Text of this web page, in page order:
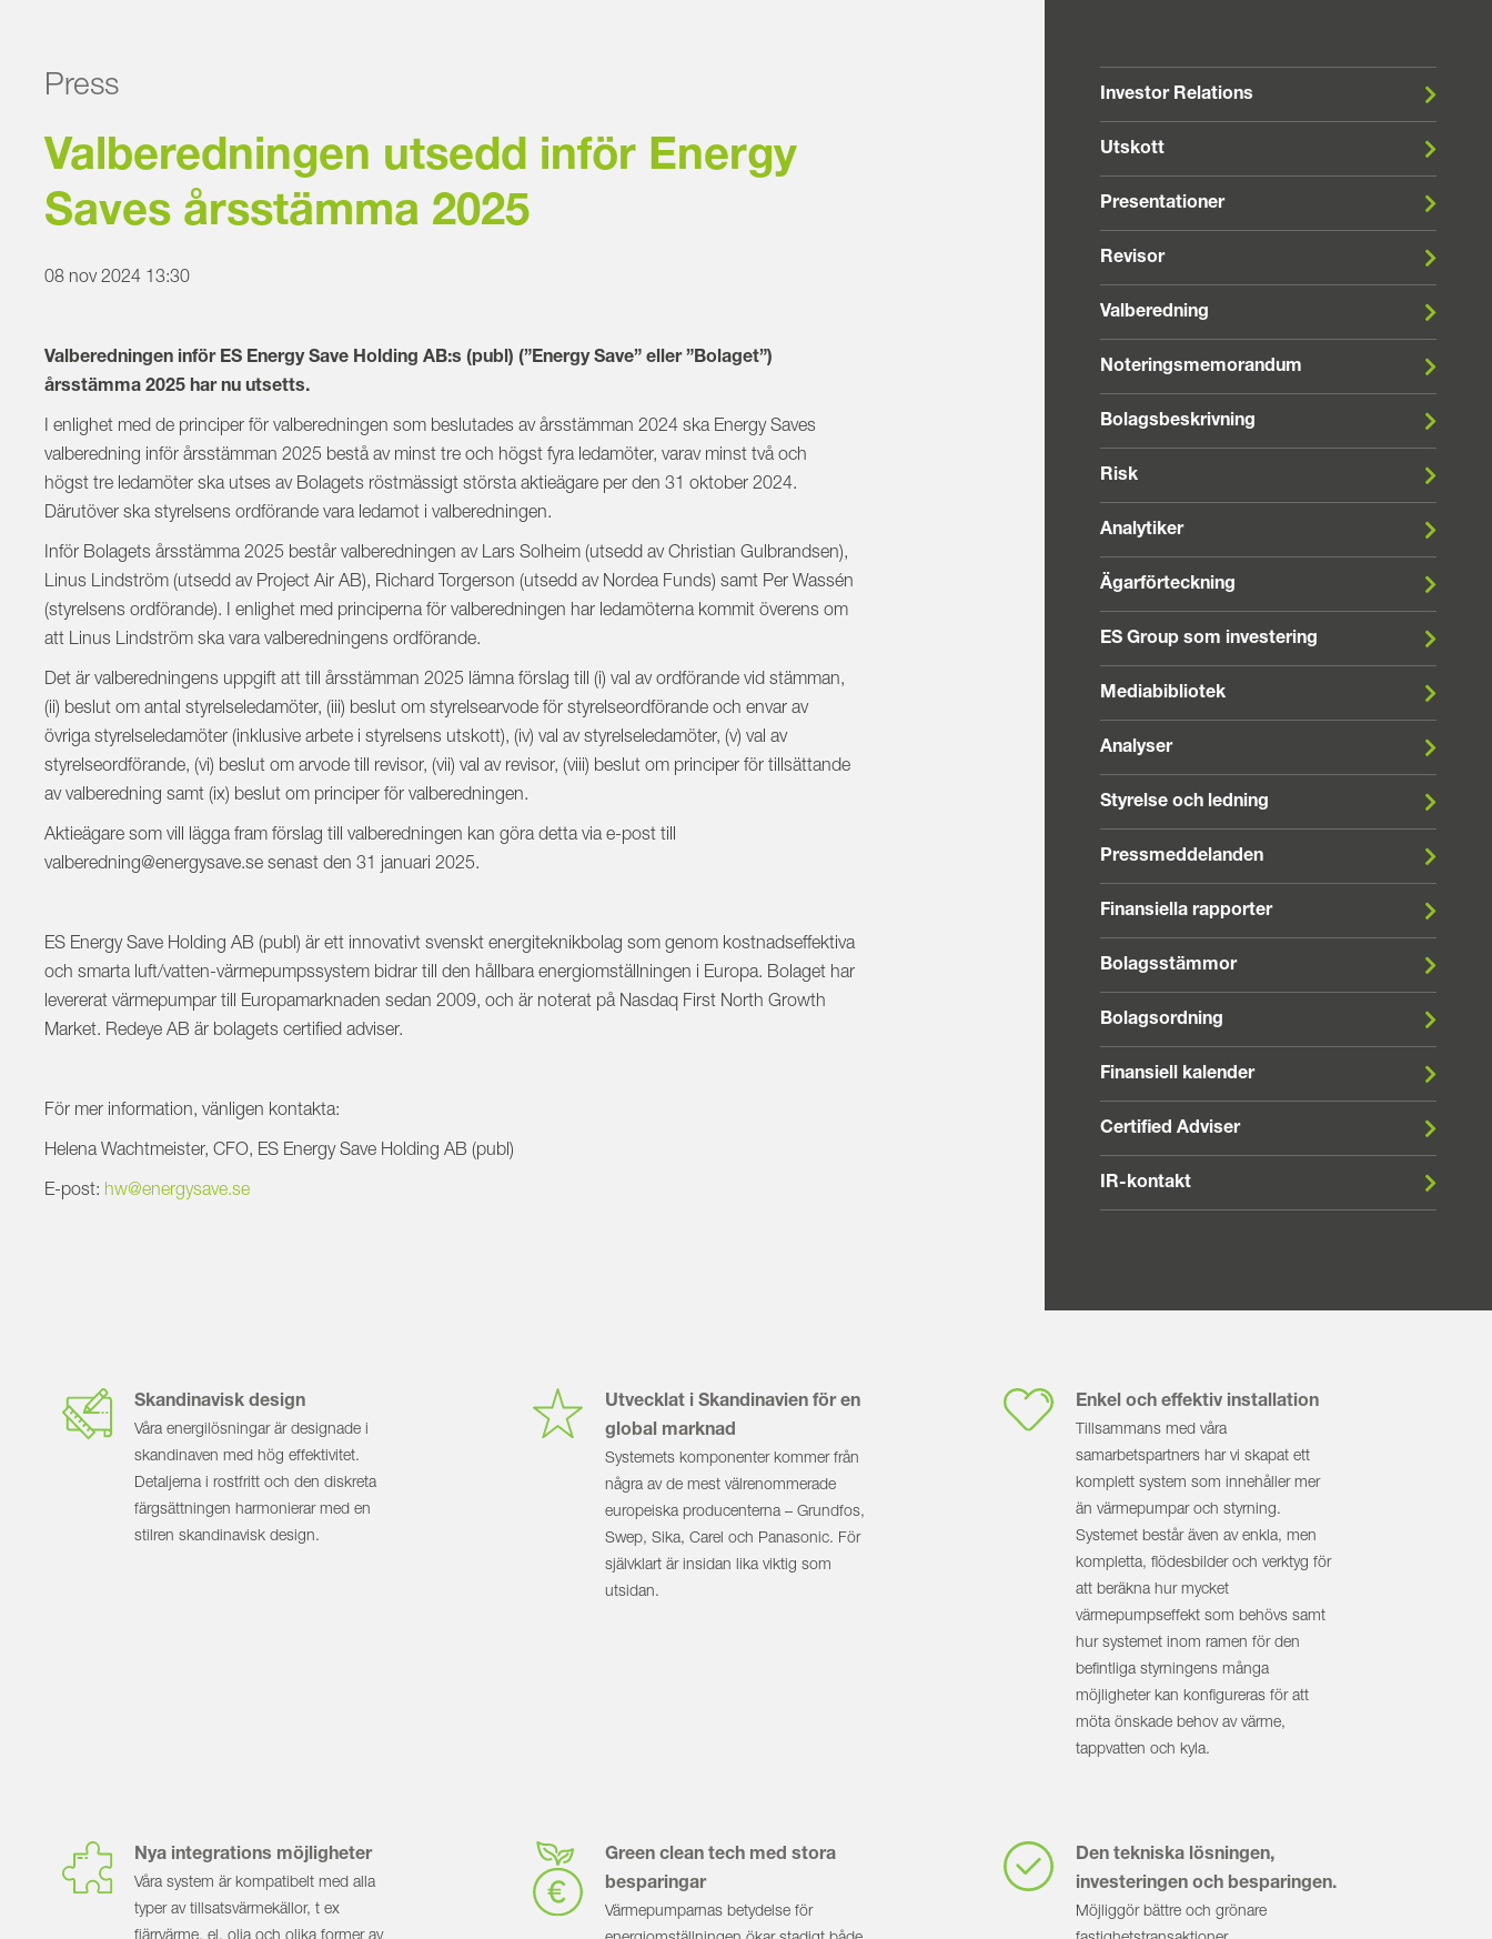
Press
Valberedningen utsedd inför Energy
Saves årsstämma 2025
08 nov 2024 13:30
Valberedningen inför ES Energy Save Holding AB:s (publ) (”Energy Save” eller ”Bolaget”)
årsstämma 2025 har nu utsetts.
I enlighet med de principer för valberedningen som beslutades av årsstämman 2024 ska Energy Saves
valberedning inför årsstämman 2025 bestå av minst tre och högst fyra ledamöter, varav minst två och
högst tre ledamöter ska utses av Bolagets röstmässigt största aktieägare per den 31 oktober 2024.
Därutöver ska styrelsens ordförande vara ledamot i valberedningen.
Inför Bolagets årsstämma 2025 består valberedningen av Lars Solheim (utsedd av Christian Gulbrandsen),
Linus Lindström (utsedd av Project Air AB), Richard Torgerson (utsedd av Nordea Funds) samt Per Wassén
(styrelsens ordförande). I enlighet med principerna för valberedningen har ledamöterna kommit överens om
att Linus Lindström ska vara valberedningens ordförande.
Det är valberedningens uppgift att till årsstämman 2025 lämna förslag till (i) val av ordförande vid stämman,
(ii) beslut om antal styrelseledamöter, (iii) beslut om styrelsearvode för styrelseordförande och envar av
övriga styrelseledamöter (inklusive arbete i styrelsens utskott), (iv) val av styrelseledamöter, (v) val av
styrelseordförande, (vi) beslut om arvode till revisor, (vii) val av revisor, (viii) beslut om principer för tillsättande
av valberedning samt (ix) beslut om principer för valberedningen.
Aktieägare som vill lägga fram förslag till valberedningen kan göra detta via e-post till
valberedning@energysave.se senast den 31 januari 2025.
ES Energy Save Holding AB (publ) är ett innovativt svenskt energiteknikbolag som genom kostnadseffektiva
och smarta luft/vatten-värmepumpssystem bidrar till den hållbara energiomställningen i Europa. Bolaget har
levererat värmepumpar till Europamarknaden sedan 2009, och är noterat på Nasdaq First North Growth
Market. Redeye AB är bolagets certified adviser.
För mer information, vänligen kontakta:
Helena Wachtmeister, CFO, ES Energy Save Holding AB (publ)
E-post: hw@energysave.se
Investor Relations
Utskott
Presentationer
Revisor
Valberedning
Noteringsmemorandum
Bolagsbeskrivning
Risk
Analytiker
Ägarförteckning
ES Group som investering
Mediabibliotek
Analyser
Styrelse och ledning
Pressmeddelanden
Finansiella rapporter
Bolagsstämmor
Bolagsordning
Finansiell kalender
Certified Adviser
IR-kontakt
Skandinavisk design
Våra energilösningar är designade i
skandinaven med hög effektivitet.
Detaljerna i rostfritt och den diskreta
färgsättningen harmonierar med en
stilren skandinavisk design.
Utvecklat i Skandinavien för en
global marknad
Systemets komponenter kommer från
några av de mest välrenommerade
europeiska producenterna – Grundfos,
Swep, Sika, Carel och Panaso­nic. För
självklart är insidan lika viktig som
utsidan.
Enkel och effektiv installation
Tillsammans med våra
samarbetspartners har vi skapat ett
komplett system som innehåller mer
än värmepumpar och styrning.
Systemet består även av enkla, men
kompletta, flödesbilder och verktyg för
att beräkna hur mycket
värmepumpseffekt som behövs samt
hur systemet inom ramen för den
befintliga styrningens många
möjligheter kan konfigureras för att
möta önskade behov av värme,
tappvatten och kyla.
Nya integrations möjligheter
Våra system är kompatibelt med alla
typer av tillsatsvärmekällor, t ex
Green clean tech med stora
besparingar
Värmepumparnas betydelse för
Den tekniska lösningen,
investeringen och besparingen.
Möjliggör bättre och grönare